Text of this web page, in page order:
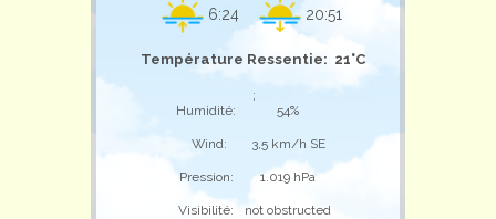
6:24 20:51
Température Ressentie: 21°C
;
Humidité:
54%
Wind: 3,5 km/h SE
Pression: 1.019 hPa
Visibilité: not obstructed